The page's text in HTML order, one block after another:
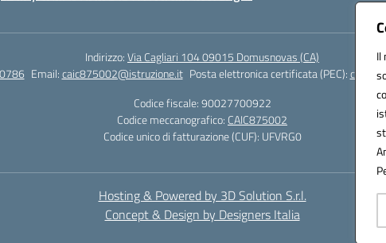
Il
Indirizzo:Via Cagliari 104 09015 Domusnovas (CA)
Email:caic875002@istruzione.it Posta elettronica certificata (PEC):
Codice fiscale: 90027700922
Codice meccanografico: CAIC875002
Codice unico di fatturazione (CUF): UFVRG0
Hosting & Powered by 3D Solution S.r.l.
Concept & Design by Designers Italia